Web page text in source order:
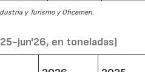
y Turismo y Oficemen.
jun'26, en toneladas)